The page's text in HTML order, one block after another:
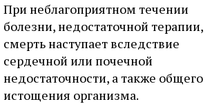
При неблагоприятном течении
болезни, недостаточной терапии,
смерть наступает вследствие
сердечной или почечной
недостаточности, а также общего
истощения организма.